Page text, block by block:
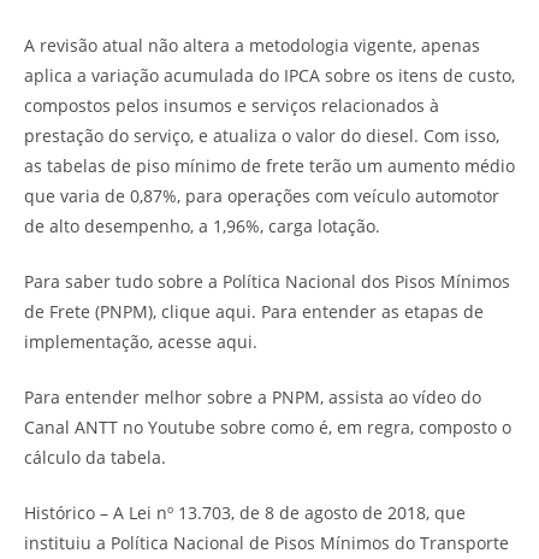
A revisão atual não altera a metodologia vigente, apenas
aplica a variação acumulada do IPCA sobre os itens de custo,
compostos pelos insumos e serviços relacionados à
prestação do serviço, e atualiza o valor do diesel. Com isso,
as tabelas de piso mínimo de frete terão um aumento médio
que varia de 0,87%, para operações com veículo automotor
de alto desempenho, a 1,96%, carga lotação.
Para saber tudo sobre a Política Nacional dos Pisos Mínimos
de Frete (PNPM), clique aqui. Para entender as etapas de
implementação, acesse aqui.
Para entender melhor sobre a PNPM, assista ao vídeo do
Canal ANTT no Youtube sobre como é, em regra, composto o
cálculo da tabela.
Histórico – A Lei nº 13.703, de 8 de agosto de 2018, que
instituiu a Política Nacional de Pisos Mínimos do Transporte